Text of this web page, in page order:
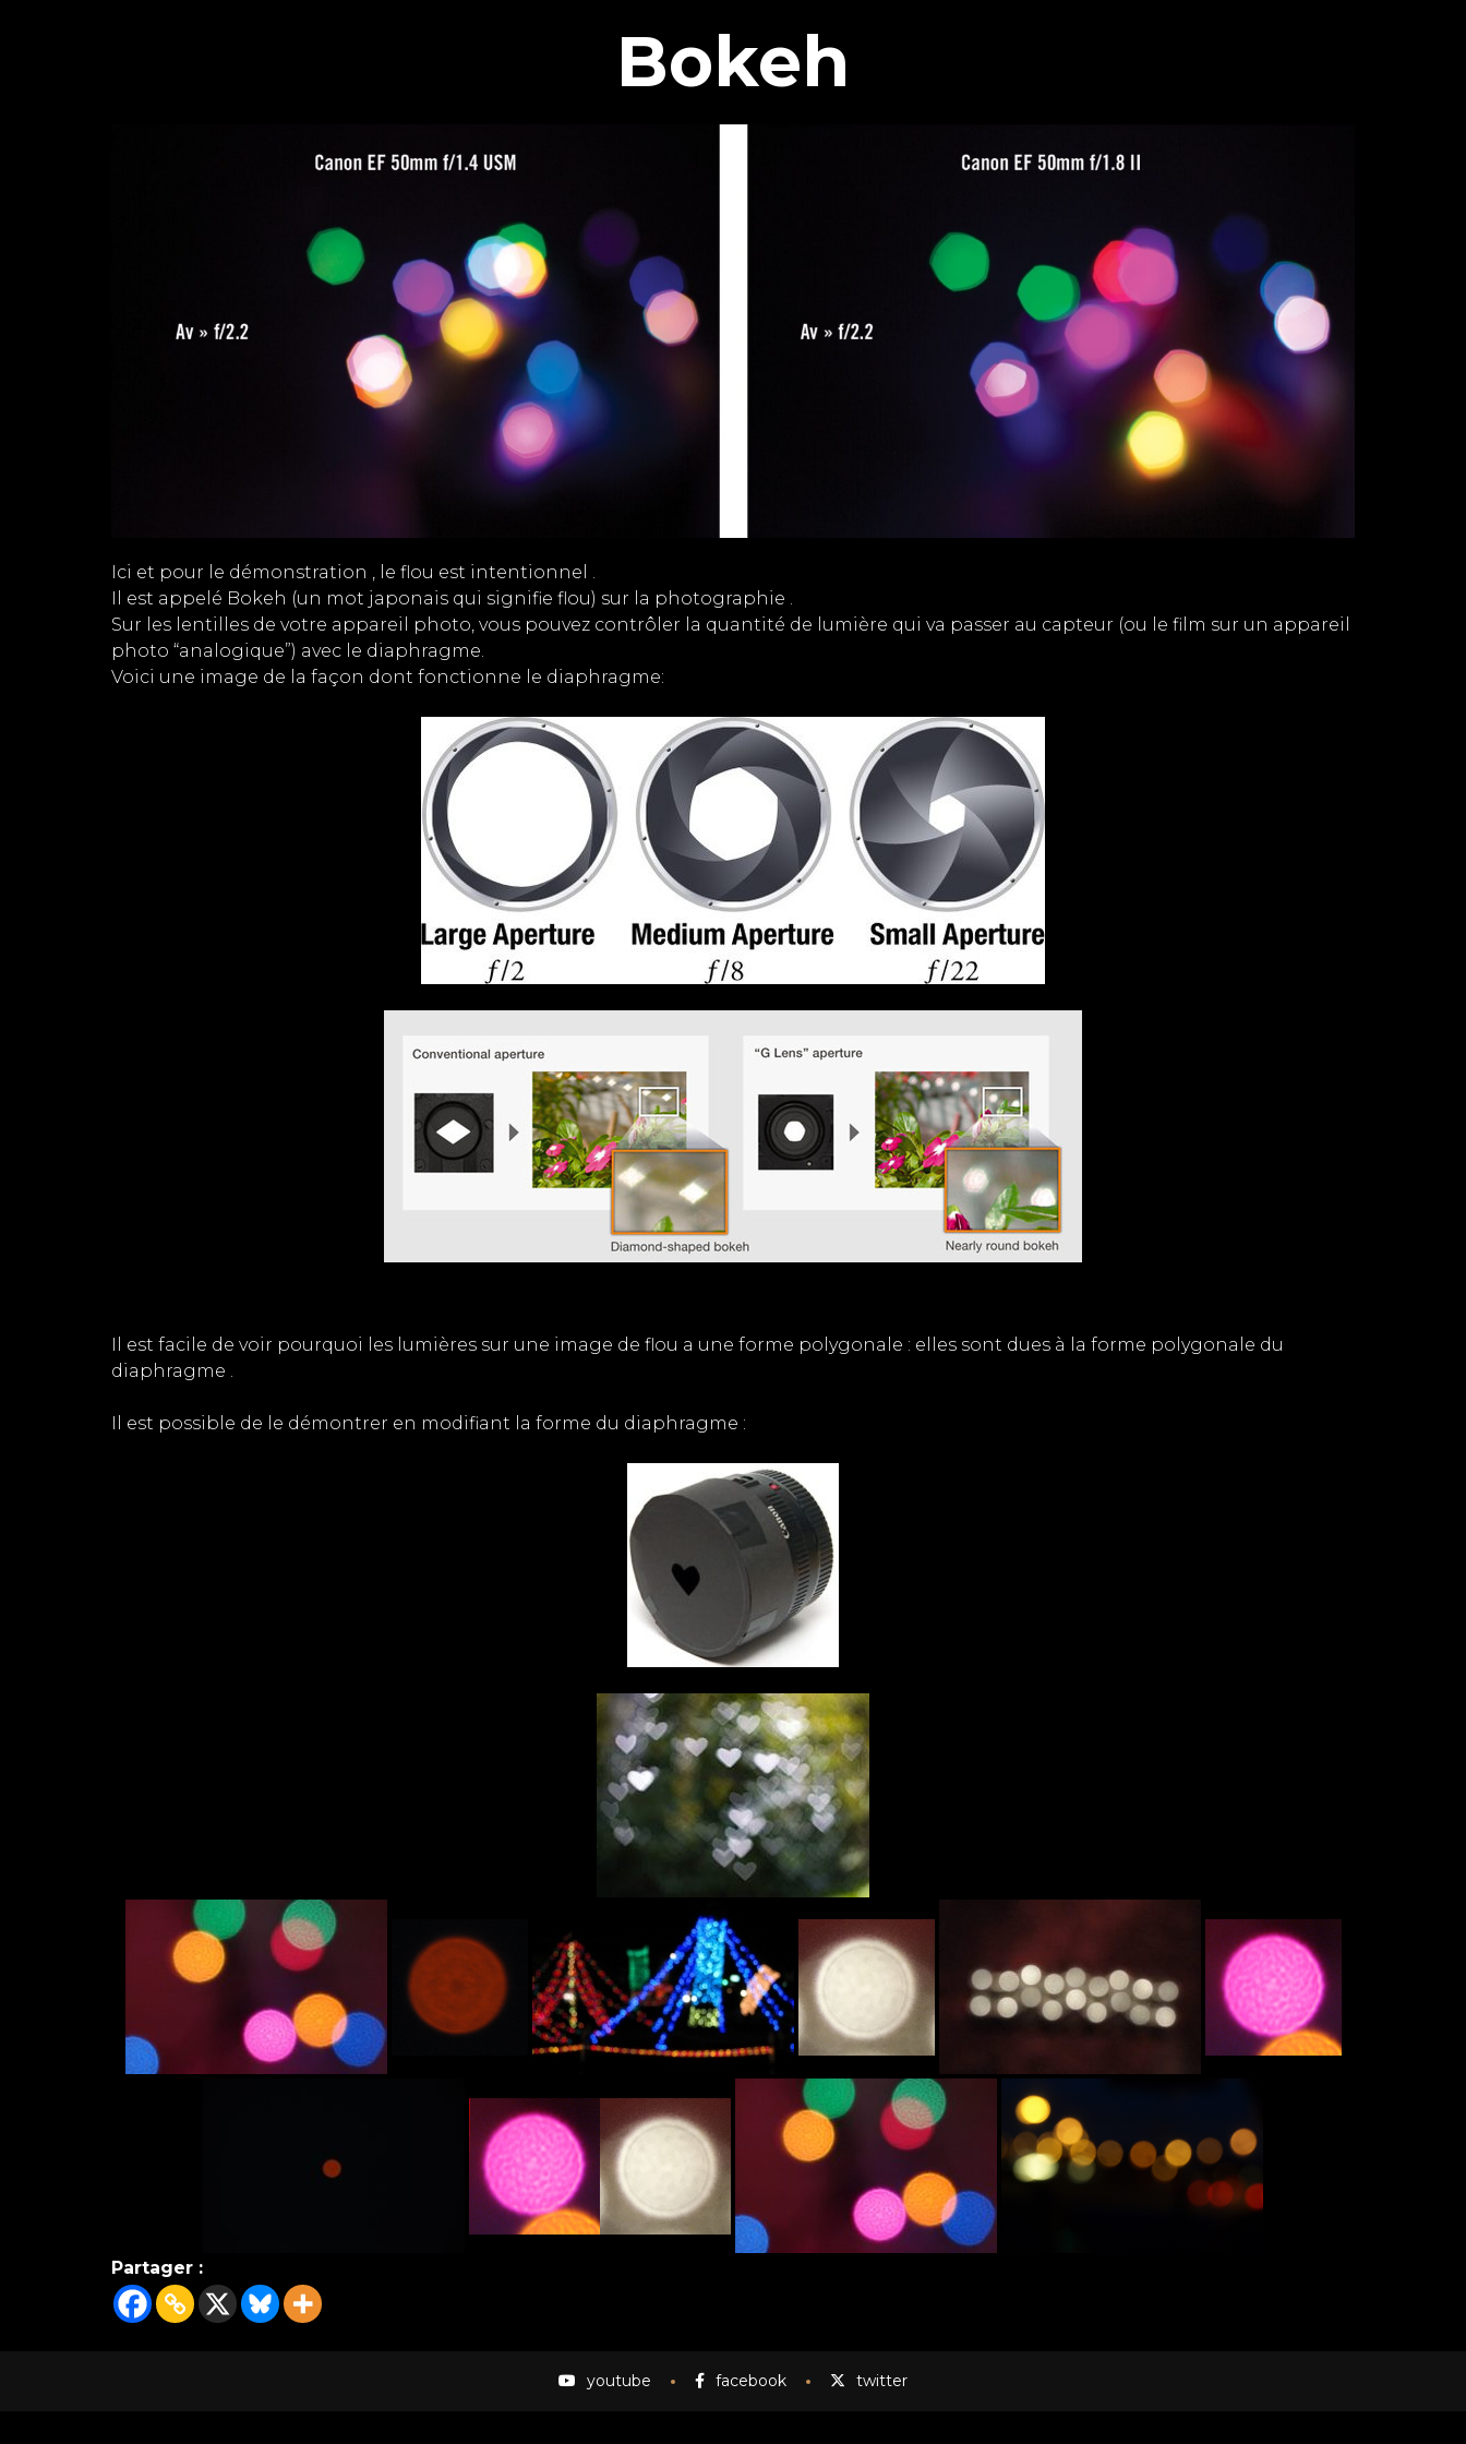
Bokeh
Ici et pour le démonstration , le flou est intentionnel .
Il est appelé Bokeh (un mot japonais qui signifie flou) sur la photographie .
Sur les lentilles de votre appareil photo, vous pouvez contrôler la quantité de lumière qui va passer au capteur (ou le film sur un appareil
photo “analogique”) avec le diaphragme.
Voici une image de la façon dont fonctionne le diaphragme:
Il est facile de voir pourquoi les lumières sur une image de flou a une forme polygonale : elles sont dues à la forme polygonale du
diaphragme .
Il est possible de le démontrer en modifiant la forme du diaphragme :
Partager :
youtube facebook twitter